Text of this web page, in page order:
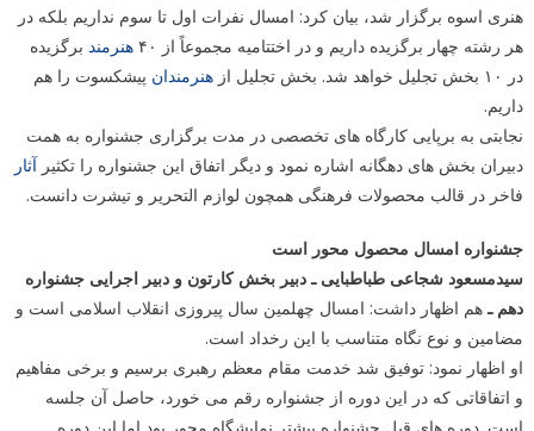
هنری اسوه برگزار شد، بیان کرد: امسال نفرات اول تا سوم نداریم بلکه در
هر رشته چهار برگزیده داریم و در اختتامیه مجموعاً از ۴۰
هنرمندبرگزیده
در ۱۰ بخش تجلیل خواهد شد. بخش تجلیل از
هنرمندان پیشکسوت را هم
داریم.
نجابتی به برپایی کارگاه های تخصصی در مدت برگزاری جشنواره به همت
دبیران بخش های دهگانه اشاره نمود و دیگر اتفاق این جشنواره را تکثیر آثار
فاخر در قالب محصولات فرهنگی همچون لوازم التحریر و تیشرت دانست.
جشنواره امسال محصول محور است
سیدمسعود شجاعی طباطبایی ـ دبیر بخش کارتون و دبیر اجرایی جشنواره
دهم ـهم اظهار داشت: امسال چهلمین سال پیروزی انقلاب اسلامی است و
مضامین و نوع نگاه متناسب با این رخداد است.
او اظهار نمود: توفیق شد خدمت مقام معظم رهبری برسیم و برخی مفاهیم
و اتفاقاتی که در این دوره از جشنواره رقم می خورد، حاصل آن جلسه